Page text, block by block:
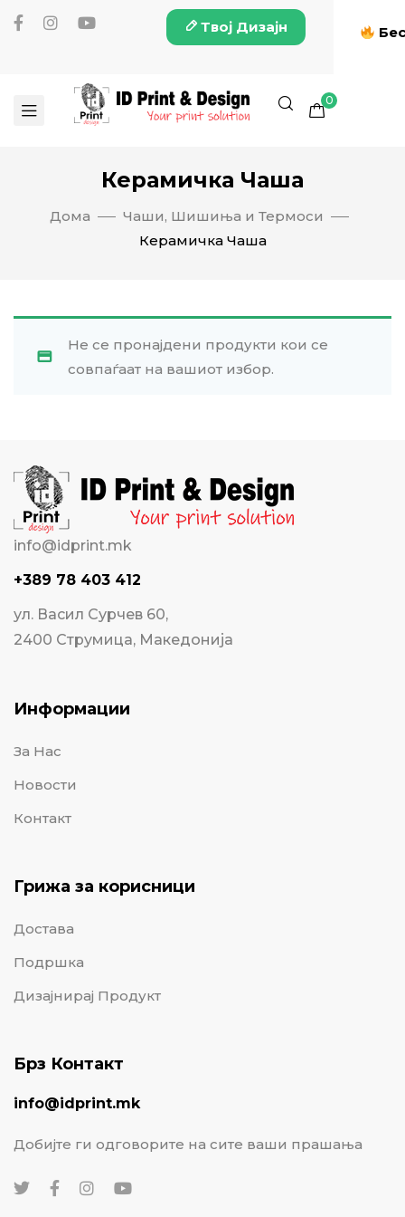
Твој Дизајн
0
Керамичка Чаша
Дома
Чаши, Шишиња и Термоси
Керамичка Чаша
Не се пронајдени продукти кои се
совпаѓаат на вашиот избор.
info@idprint.mk
+389 78 403 412
ул. Васил Сурчев 60,
2400 Струмица, Македонија
Информации
За Нас
Новости
Контакт
Грижа за корисници
Достава
Подршка
Дизајнирај Продукт
Брз Контакт
info@idprint.mk
Добијте ги одговорите на сите ваши прашања